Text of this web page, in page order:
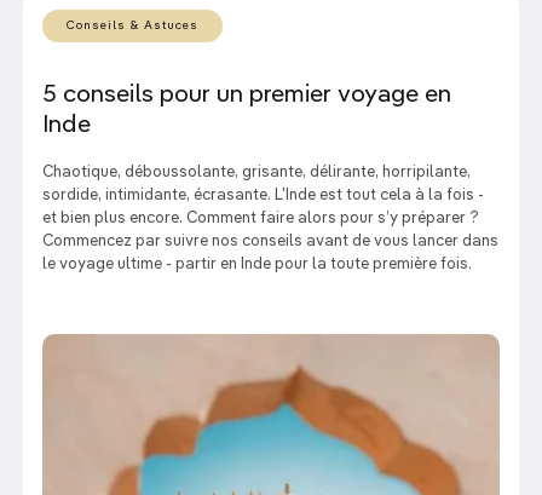
Conseils & Astuces
5 conseils pour un premier voyage en
Inde
Chaotique, déboussolante, grisante, délirante, horripilante,
sordide, intimidante, écrasante. L'Inde est tout cela à la fois -
et bien plus encore. Comment faire alors pour s’y préparer ?
Commencez par suivre nos conseils avant de vous lancer dans
le voyage ultime - partir en Inde pour la toute première fois.